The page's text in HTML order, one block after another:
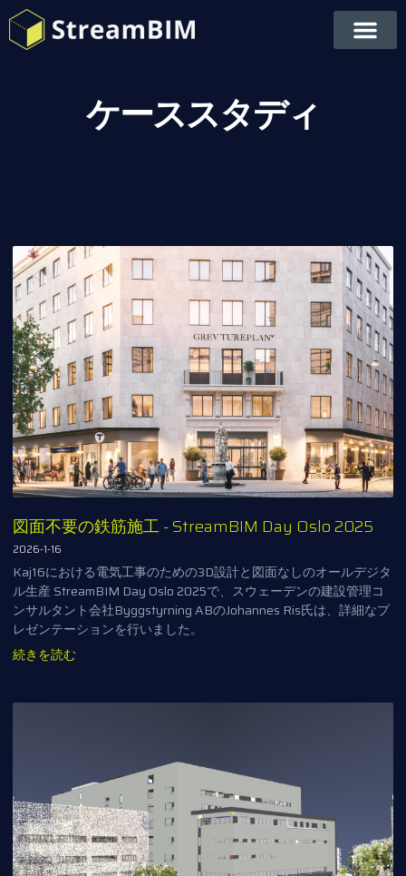
ケーススタディ
図面不要の鉄筋施工 - StreamBIM Day Oslo 2025
2026-1-16
Kaj16における電気工事のための3D設計と図面なしのオールデジタ
ル生産 StreamBIM Day Oslo 2025で、スウェーデンの建設管理コ
ンサルタント会社Byggstyrning ABのJohannes Ris氏は、詳細なプ
レゼンテーションを行いました。
続きを読む